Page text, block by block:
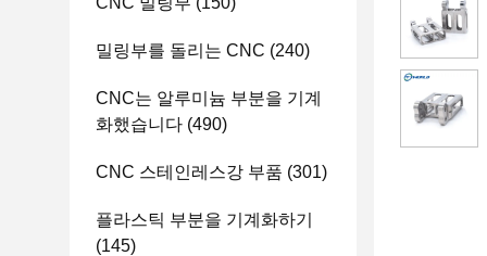
밀링부를 돌리는 CNC (240)
CNC는 알루미늄 부분을 기계
화했습니다 (490)
CNC 스테인레스강 부품 (301)
플라스틱 부분을 기계화하기
(145)